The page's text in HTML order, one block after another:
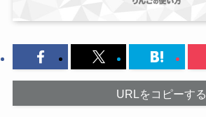
URLをコピーする